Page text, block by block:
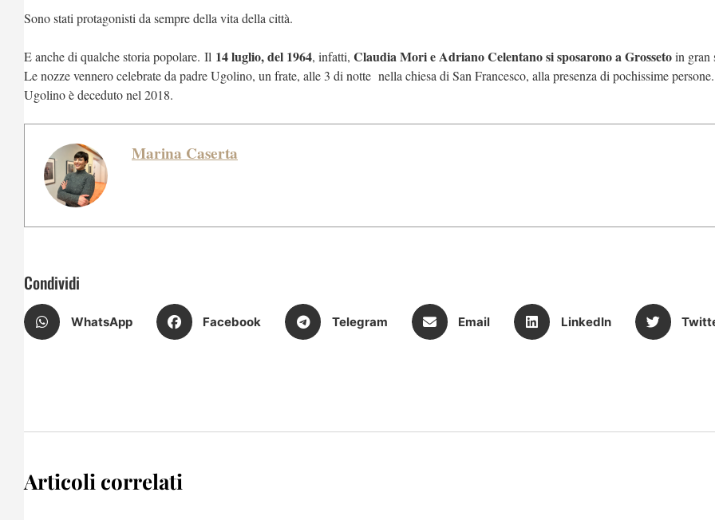
Sono stati protagonisti da sempre della vita della città.
E anche di qualche storia popolare. Il 14 luglio, del 1964, infatti, Claudia Mori e Adriano Celentano si sposarono a Grossetoin gran
Le nozze vennero celebrate da padre Ugolino, un frate, alle 3 di notte nella chiesa di San Francesco, alla presenza di pochissime
Ugolino è deceduto nel 2018.
Marina Caserta
Condividi
WhatsApp Facebook Telegram Email LinkedIn
Articoli correlati